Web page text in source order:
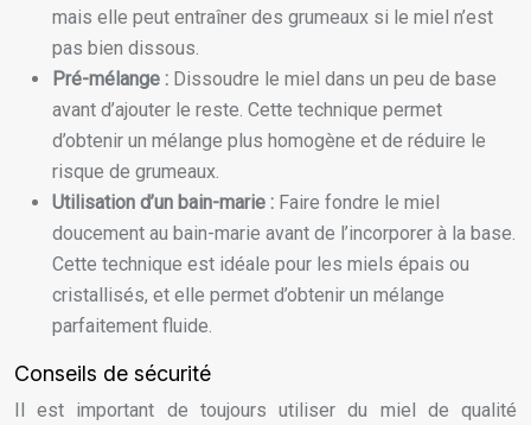
mais elle peut entraîner des grumeaux si le miel n’est
pas bien dissous.
Pré-mélange : Dissoudre le miel dans un peu de base
avant d’ajouter le reste. Cette technique permet
d’obtenir un mélange plus homogène et de réduire le
risque de grumeaux.
Utilisation d’un bain-marie : Faire fondre le miel
doucement au bain-marie avant de l’incorporer à la base.
Cette technique est idéale pour les miels épais ou
cristallisés, et elle permet d’obtenir un mélange
parfaitement fluide.
Conseils de sécurité
Il est important de toujours utiliser du miel de qualité